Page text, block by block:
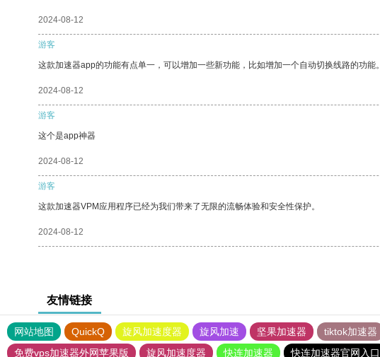
2024-08-12
游客
这款加速器app的功能有点单一，可以增加一些新功能，比如增加一个自动切换线路的功能。
2024-08-12
游客
这个是app神器
2024-08-12
游客
这款加速器VPM应用程序已经为我们带来了无限的流畅体验和安全性保护。
2024-08-12
友情链接
网站地图 QuickQ 旋风加速度器 旋风加速 坚果加速器 tiktok加速器
免费vps加速器外网苹果版
旋风加速度器 快连加速器 快连加速器官网入口